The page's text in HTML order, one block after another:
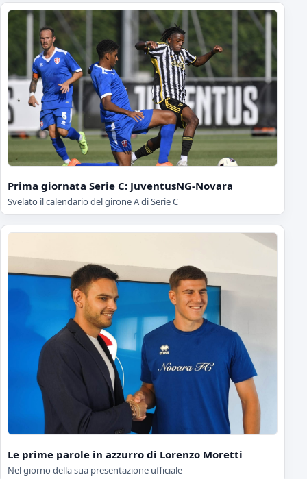
Prima giornata Serie C: JuventusNG-Novara
Svelato il calendario del girone A di Serie C
Le prime parole in azzurro di Lorenzo Moretti
Nel giorno della sua presentazione ufficiale